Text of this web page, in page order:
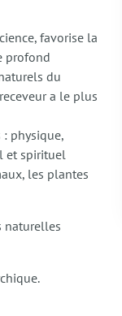
favorise la
profond
du
a le plus
physique,
et spirituel
les plantes
naturelles